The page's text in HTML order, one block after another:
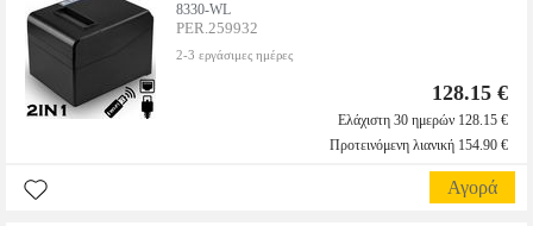
8330-WL
PER.259932
2-3 εργάσιμες ημέρες
128.15 €
Ελάχιστη 30 ημερών 128.15 €
Προτεινόμενη λιανική 154.90 €
Αγορά